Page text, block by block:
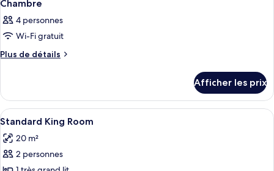
Chambre
4 personnes
Wi-Fi gratuit
Plus de détails
Plus
Chambre
Afficher les prix
Afficher
toutes
les
photos
Une chambre avec un lit, un bureau,
4
Standard King Room
20 m²
2 personnes